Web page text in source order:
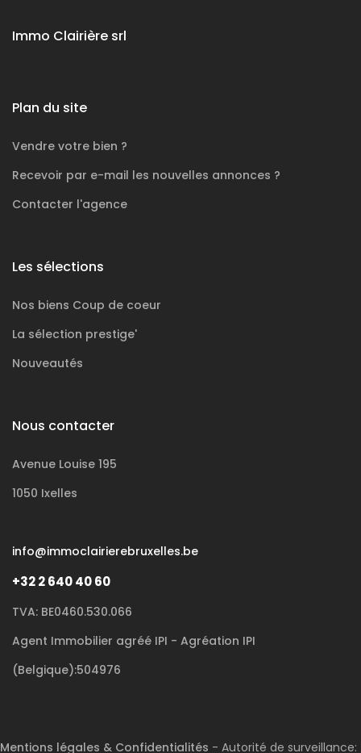
Immo Clairière srl
Plan du site
Vendre votre bien ?
Recevoir par e-mail les nouvelles annonces ?
Contacter l'agence
Les sélections
Nos biens Coup de coeur
La sélection prestige'
Nouveautés
Nous contacter
Avenue Louise 195
1050 Ixelles
info@immoclairierebruxelles.be
+32 2 640 40 60
TVA: BE0460.530.066
Agent Immobilier agréé IPI - Agréation IPI
(Belgique):504976
Mentions légales & Confidentialités - Autorité de surveillance: